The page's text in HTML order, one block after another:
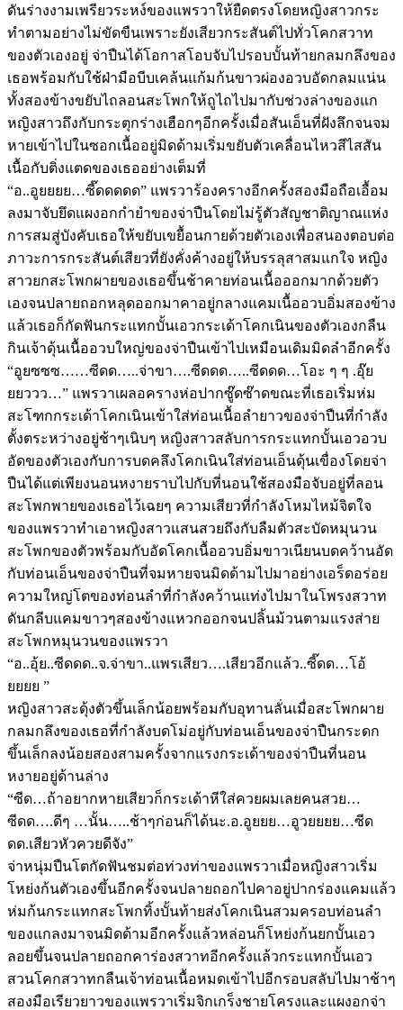
ดันร่างงามเพรียวระหง์ของแพรวาให้ยืดตรงโดยหญิงสาวกระ
ทำตามอย่างไม่ขัดขืนเพราะยังเสียวกระสันต์ไปทั่วโคกสวาท
ของตัวเองอยู่ จ่าปืนได้โอกาสโอบจับไปรอบบั้นท้ายกลมกลึงของ
เธอพร้อมกับใช้ฝ่ามือบีบเคล้นแก้มก้นขาวผ่องอวบอัดกลมแน่น
ทั้งสองข้างขยับไถลอนสะโพกให้ถูไถไปมากับช่วงล่างของแก
หญิงสาวถึงกับกระตุกร่างเฮือกๆอีกครั้งเมื่อสันเอ็นที่ฝังลึกจนจม
หายเข้าไปในซอกเนื้ออยู่มิดด้ามเริ่มขยับตัวเคลื่อนไหวสีไสสัน
เนื้อกับติ่งแตดของเธออย่างเต็มที่
“อ..อูยยยย…ซี๊ดดดดด” แพรวาร้องครางอีกครั้งสองมือถือเอื้อม
ลงมาจับยึดแผงอกกำยำของจ่าปืนโดยไม่รู้ตัวสัญชาติญาณแห่ง
การสมสู่บังคับเธอให้ขยับเขยื้อนกายด้วยตัวเองเพื่อสนองตอบต่อ
ภาวะการกระสันต์เสียวที่ยังคั่งค้างอยู่ให้บรรลุสาสมแกใจ หญิง
สาวยกสะโพกผายของเธอขึ้นช้าคายท่อนเนื้อออกมากด้วยตัว
เองจนปลายถอกหลุดออกมาคาอยู่กลางแคมเนื้ออวบอิ่มสองข้าง
แล้วเธอก็กัดฟันกระแทกบั้นเอวกระเด้าโคกเนินของตัวเองกลืน
กินเจ้าดุ้นเนื้ออวบใหญ่ของจ่าปืนเข้าไปเหมือนเดิมมิดลำอีกครั้ง
“อูยซซซ……ซีดด…..จ่าขา….ซีดดด…..ซีดดด…โอะ ๆ ๆ .อุ๊ย
ยยววว…” แพรวาเผลอครางห่อปากซู๊ดซ๊าดขณะที่เธอเริ่มห่ม
สะโฑกกระเด้าโคกเนินเข้าใส่ท่อนเนื้อลำยาวของจ่าปืนที่กำลัง
ตั้งตระหว่างอยู่ช้าๆเนิบๆ หญิงสาวสลับการกระแทกบั้นเอวอวบ
อัดของตัวเองกับการบดคลึงโคกเนินใส่ท่อนเอ็นดุ้นเขื่องโดยจ่า
ปืนได้แต่เพียงนอนหงายราบไปกับที่นอนใช้สองมือจับอยู่ที่ลอน
สะโพกพายของเธอไว้เฉยๆ ความเสียวที่กำลังโหมไหม้จิตใจ
ของแพรวาทำเอาหญิงสาวแสนสวยถึงกับลืมตัวสะบัดหมุนวน
สะโพกของตัวพร้อมกับอัดโคกเนื้ออวบอิ่มขาวเนียนบดคว้านอัด
กับท่อนเอ็นของจ่าปืนที่จมหายจนมิดด้ามไปมาอย่างเอร็ดอร่อย
ความใหญ่โตของท่อนลำที่กำลังคว้านแท่งไปมาในโพรงสวาท
ดันกลีบแคมขาวๆสองข้างแหวกออกจนปลิ้นม้วนตามแรงส่าย
สะโพกหมุนวนของแพรวา
“อ..อุ้ย..ซีดดด..จ.จ่าขา..แพรเสียว….เสียวอีกแล้ว..ซี๊ดด…โอ้
ยยยย ”
หญิงสาวสะดุ้งตัวขึ้นเล็กน้อยพร้อมกับอุทานลั่นเมื่อสะโพกผาย
กลมกลึงของเธอที่กำลังบดโม่อยู่กับท่อนเอ็นของจ่าปืนกระดก
ขึ้นเล็กลงน้อยสองสามครั้งจากแรงกระเด้าของจ่าปืนที่นอน
หงายอยู่ด้านล่าง
“ซีด…ถ้าอยากหายเสียวก็กระเด้าหีใส่ควยผมเลยคนสวย…
ซีดด….ดีๆ …นั้น…..ช้าๆก่อนก็ได้นะ.อ.อูยยย…อูวยยยย…ซีด
ดด.เสียวหัวควยดีจัง”
จ่าหนุ่มปืนโตกัดฟันชมต่อท่วงท่าของแพรวาเมื่อหญิงสาวเริ่ม
โหย่งก้นตัวเองขึ้นอีกครั้งจนปลายถอกไปคาอยู่ปากร่องแคมแล้ว
ห่มก้นกระแทกสะโพกทิ้งบั้นท้ายส่งโคกเนินสวมครอบท่อนลำ
ของแกลงมาจนมิดด้ามอีกครั้งแล้วหล่อนก็โหย่งก้นยกบั้นเอว
ลอยขึ้นจนปลายถอกคาร่องสวาทอีกครั้งแล้วกระแทกบั้นเอว
สวนโคกสวาทกลืนเจ้าท่อนเนื้อหมดเข้าไปอีกรอบสลับไปมาช้าๆ
สองมือเรียวยาวของแพรวาเริ่มจิกเกร็งชายโครงและแผงอกจ่า